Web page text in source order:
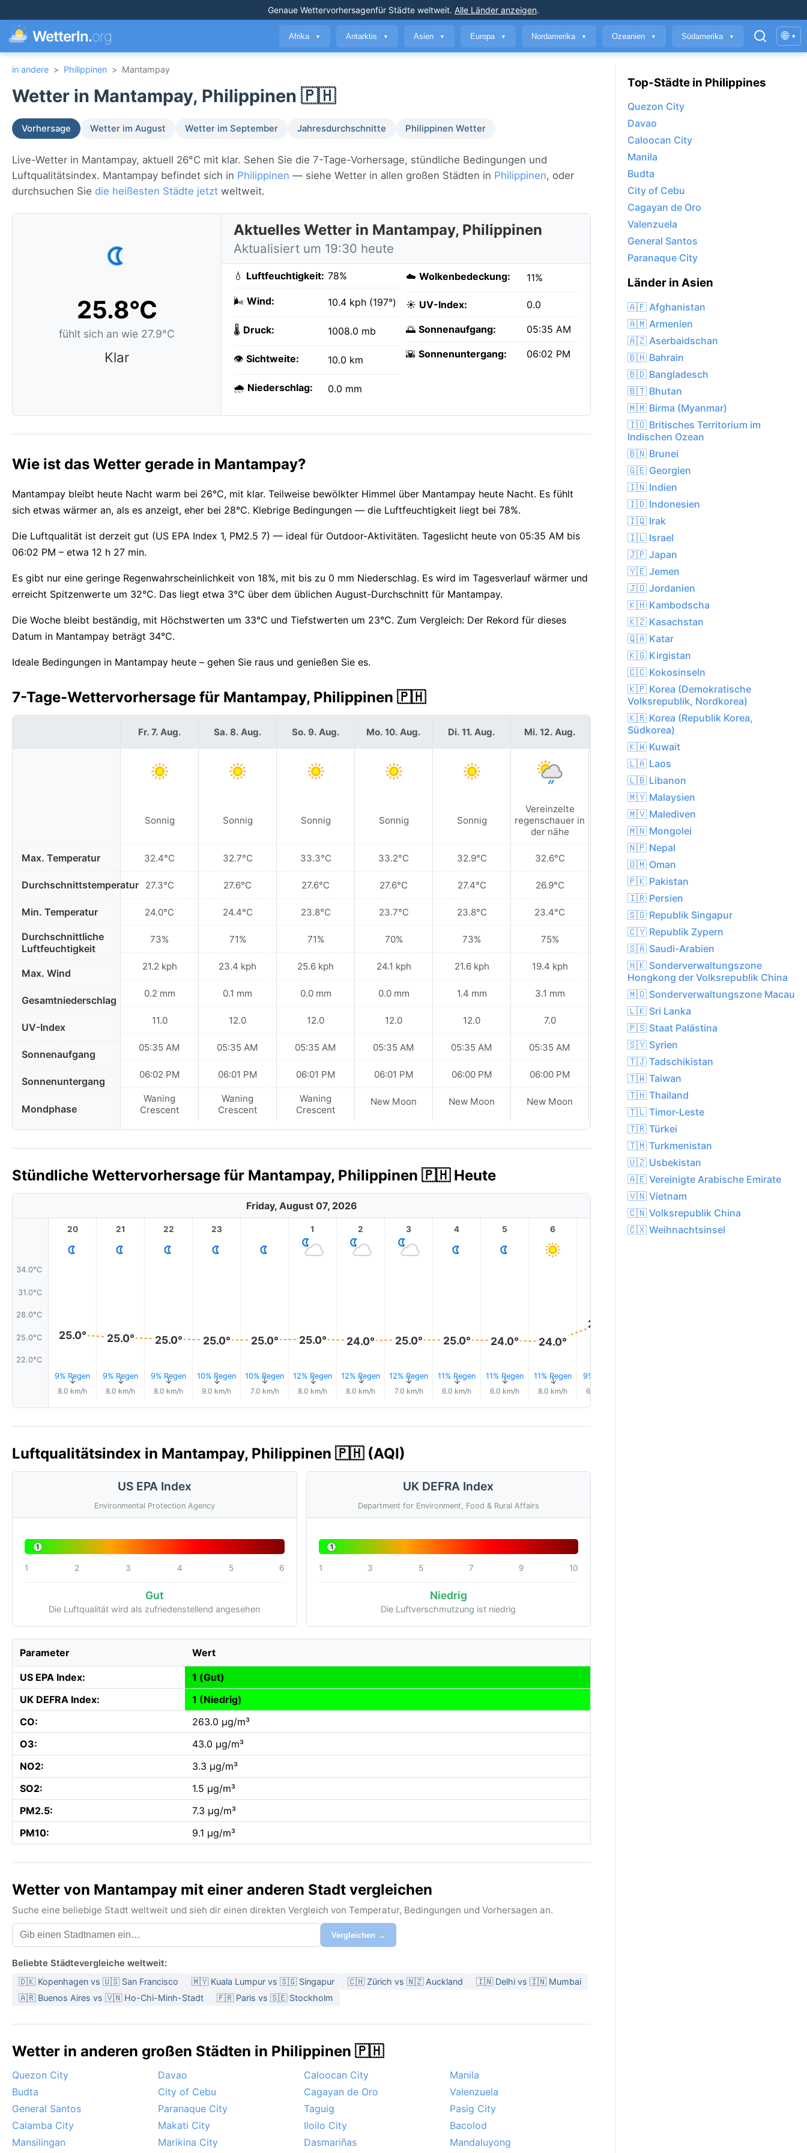
Genaue Wettervorhersagenfür Städte weltweit. Alle Länder anzeigen.
WetterIn.org Afrika ▼ Antarktis ▼ Asien ▼ Europa ▼ Nordamerika ▼ Ozeanien ▼ Südamerika ▼ 🌐 ▾
in andere > Philippinen > Mantampay
Wetter in Mantampay, Philippinen 🇵🇭
Vorhersage Wetter im August Wetter im September Jahresdurchschnitte Philippinen Wetter
Live-Wetter in Mantampay, aktuell 26°C mit klar. Sehen Sie die 7-Tage-Vorhersage, stündliche Bedingungen und
Luftqualitätsindex. Mantampay befindet sich in Philippinen — siehe Wetter in allen großen Städten in Philippinen, oder
durchsuchen Sie die heißesten Städte jetzt weltweit.
25.8°C
fühlt sich an wie 27.9°C
Klar
Aktuelles Wetter in Mantampay, Philippinen
Aktualisiert um 19:30 heute
💧 Luftfeuchtigkeit: 78%
🌬️ Wind: 10.4 kph (197°)
🌡️ Druck: 1008.0 mb
👁️ Sichtweite: 10.0 km
🌧️ Niederschlag: 0.0 mm
☁️ Wolkenbedeckung: 11%
☀️ UV-Index: 0.0
🌅 Sonnenaufgang: 05:35 AM
🌇 Sonnenuntergang: 06:02 PM
Wie ist das Wetter gerade in Mantampay?
Mantampay bleibt heute Nacht warm bei 26°C, mit klar. Teilweise bewölkter Himmel über Mantampay heute Nacht. Es fühlt
sich etwas wärmer an, als es anzeigt, eher bei 28°C. Klebrige Bedingungen — die Luftfeuchtigkeit liegt bei 78%.
Die Luftqualität ist derzeit gut (US EPA Index 1, PM2.5 7) — ideal für Outdoor-Aktivitäten. Tageslicht heute von 05:35 AM bis
06:02 PM – etwa 12 h 27 min.
Es gibt nur eine geringe Regenwahrscheinlichkeit von 18%, mit bis zu 0 mm Niederschlag. Es wird im Tagesverlauf wärmer und
erreicht Spitzenwerte um 32°C. Das liegt etwa 3°C über dem üblichen August-Durchschnitt für Mantampay.
Die Woche bleibt beständig, mit Höchstwerten um 33°C und Tiefstwerten um 23°C. Zum Vergleich: Der Rekord für dieses
Datum in Mantampay beträgt 34°C.
Ideale Bedingungen in Mantampay heute – gehen Sie raus und genießen Sie es.
7-Tage-Wettervorhersage für Mantampay, Philippinen 🇵🇭
Max. Temperatur
Durchschnittstemperatur
Min. Temperatur
Durchschnittliche
Luftfeuchtigkeit
Max. Wind
Gesamtniederschlag
UV-Index
Sonnenaufgang
Sonnenuntergang
Mondphase
Fr. 7. Aug.
Sonnig
32.4°C
27.3°C
24.0°C
73%
21.2 kph
0.2 mm
11.0
05:35 AM
06:02 PM
Waning
Crescent
Sa. 8. Aug.
Sonnig
32.7°C
27.6°C
24.4°C
71%
23.4 kph
0.1 mm
12.0
05:35 AM
06:01 PM
Waning
Crescent
So. 9. Aug.
Sonnig
33.3°C
27.6°C
23.8°C
71%
25.6 kph
0.0 mm
12.0
05:35 AM
06:01 PM
Waning
Crescent
Mo. 10. Aug.
Sonnig
33.2°C
27.6°C
23.7°C
70%
24.1 kph
0.0 mm
12.0
05:35 AM
06:01 PM
New Moon
Di. 11. Aug.
Sonnig
32.9°C
27.4°C
23.8°C
73%
21.6 kph
1.4 mm
12.0
05:35 AM
06:00 PM
New Moon
Mi. 12. Aug.
Vereinzelte
regenschauer in
der nähe
32.6°C
26.9°C
23.4°C
75%
19.4 kph
3.1 mm
7.0
05:35 AM
06:00 PM
New Moon
Do. 13. Aug.
Sonnig
33.2°C
27.8°C
23.7°C
71%
22.7 kph
0.8 mm
05:35 AM
06:00 PM
New Moon
Stündliche Wettervorhersage für Mantampay, Philippinen 🇵🇭 Heute
Friday, August 07, 2026
34.0°C
31.0°C
28.0°C
25.0°C
22.0°C
20
25.0°
9% Regen
↑
8.0 km/h
21
25.0°
9% Regen
↑
8.0 km/h
22
25.0°
9% Regen
↑
8.0 km/h
23
25.0°
10% Regen
↑
9.0 km/h
25.0°
10% Regen
↑
7.0 km/h
1
25.0°
12% Regen
↑
8.0 km/h
2
24.0°
12% Regen
↑
8.0 km/h
3
25.0°
12% Regen
↑
7.0 km/h
4
25.0°
11% Regen
↑
6.0 km/h
5
24.0°
11% Regen
↑
6.0 km/h
6
24.0°
11% Regen
↑
8.0 km/h
27.0°
9% Regen
6.0 km/h
8 9
Luftqualitätsindex in Mantampay, Philippinen 🇵🇭 (AQI)
US EPA Index
Environmental Protection Agency
1
1 2 3 4 5 6
Gut
Die Luftqualität wird als zufriedenstellend angesehen
UK DEFRA Index
Department for Environment, Food & Rural Affairs
1
1 3 5 7 9 10
Niedrig
Die Luftverschmutzung ist niedrig
Parameter Wert
US EPA Index:
1 (Gut)
UK DEFRA Index:
1 (Niedrig)
CO:
263.0 µg/m³
O3:
43.0 µg/m³
NO2:
3.3 µg/m³
SO2:
1.5 µg/m³
PM2.5:
7.3 µg/m³
PM10:
9.1 µg/m³
Wetter von Mantampay mit einer anderen Stadt vergleichen
Suche eine beliebige Stadt weltweit und sieh dir einen direkten Vergleich von Temperatur, Bedingungen und Vorhersagen an.
Vergleichen →
Beliebte Städtevergleiche weltweit:
🇩🇰 Kopenhagen vs 🇺🇸 San Francisco 🇲🇾 Kuala Lumpur vs 🇸🇬 Singapur 🇨🇭 Zürich vs 🇳🇿 Auckland
🇮🇳 Delhi vs 🇮🇳 Mumbai
🇦🇷 Buenos Aires vs 🇻🇳 Ho-Chi-Minh-Stadt
🇫🇷 Paris vs 🇸🇪 Stockholm
Wetter in anderen großen Städten in Philippinen 🇵🇭
Quezon City Davao Caloocan City
Manila
Budta
City of Cebu Cagayan de Oro
Valenzuela
General Santos
Paranaque City Taguig
Pasig City
Calamba City
Makati City Iloilo City
Bacolod
Mansilingan
Marikina City Dasmariñas Mandaluyong
Top-Städte in Philippines
Quezon City
Davao
Caloocan City
Manila
Budta
City of Cebu
Cagayan de Oro
Valenzuela
General Santos
Paranaque City
Länder in Asien
🇦🇫 Afghanistan
🇦🇲 Armenien
🇦🇿 Aserbaidschan
🇧🇭 Bahrain
🇧🇩 Bangladesch
🇧🇹 Bhutan
🇲🇲 Birma (Myanmar)
🇮🇴 Britisches Territorium im
Indischen Ozean
🇧🇳 Brunei
🇬🇪 Georgien
🇮🇳 Indien
🇮🇩 Indonesien
🇮🇶 Irak
🇮🇱 Israel
🇯🇵 Japan
🇾🇪 Jemen
🇯🇴 Jordanien
🇰🇭 Kambodscha
🇰🇿 Kasachstan
🇶🇦 Katar
🇰🇬 Kirgistan
🇨🇨 Kokosinseln
🇰🇵 Korea (Demokratische
Volksrepublik, Nordkorea)
🇰🇷 Korea (Republik Korea,
Südkorea)
🇰🇼 Kuwait
🇱🇦 Laos
🇱🇧 Libanon
🇲🇾 Malaysien
🇲🇻 Malediven
🇲🇳 Mongolei
🇳🇵 Nepal
🇴🇲 Oman
🇵🇰 Pakistan
🇮🇷 Persien
🇸🇬 Republik Singapur
🇨🇾 Republik Zypern
🇸🇦 Saudi-Arabien
🇭🇰 Sonderverwaltungszone
Hongkong der Volksrepublik China
🇲🇴 Sonderverwaltungszone Macau
🇱🇰 Sri Lanka
🇵🇸 Staat Palästina
🇸🇾 Syrien
🇹🇯 Tadschikistan
🇹🇼 Taiwan
🇹🇭 Thailand
🇹🇱 Timor-Leste
🇹🇷 Türkei
🇹🇲 Turkmenistan
🇺🇿 Usbekistan
🇦🇪 Vereinigte Arabische Emirate
🇻🇳 Vietnam
🇨🇳 Volksrepublik China
🇨🇽 Weihnachtsinsel